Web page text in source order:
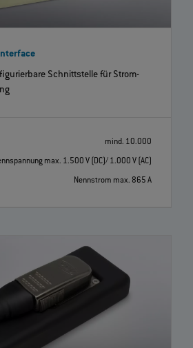
Schnittstelle für Strom-
mind. 10.000
max. 1.500 V (DC)/ 1.000 V (AC)
Nennstrom max. 865 A